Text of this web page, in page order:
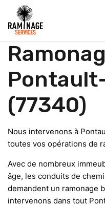
(77340)
Nous intervenons à
toutes vos opérations de
Avec de nombreux
âge, les conduits de
demandent un ramonage
intervenons dans tout